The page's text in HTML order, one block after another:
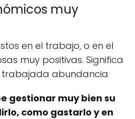
muy
en el trabajo, o en el
muy positivas. Significa
trabajada abundancia
gestionar muy bien su
como gastarlo y en